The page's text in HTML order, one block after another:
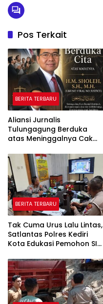
Pos Terkait
BERITA TERBARU
Aliansi Jurnalis
Tulungagung Berduka
atas Meninggalnya Cak
“Beliau Pejuang Keadilan
yang Vokal”
BERITA TERBARU
Tak Cuma Urus Lalu Lintas,
Satlantas Polres Kediri
Kota Edukasi Pemohon SIM
Pelatihan AI